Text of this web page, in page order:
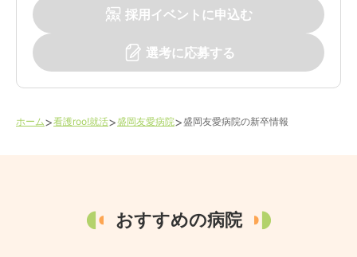
採用イベントに申込む
選考に応募する
ホーム>看護roo!就活>盛岡友愛病院>盛岡友愛病院の新卒情報
おすすめの病院